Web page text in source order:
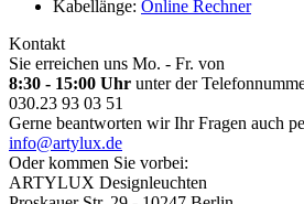
Kabellänge: Online Rechner
Kontakt
Sie erreichen uns Mo. - Fr. von
8:30 - 15:00 Uhr unter der
030.23 93 03 51
Gerne beantworten wir Ihr Fragen auch
info@artylux.de
Oder kommen Sie vorbei:
ARTYLUX Designleuchten